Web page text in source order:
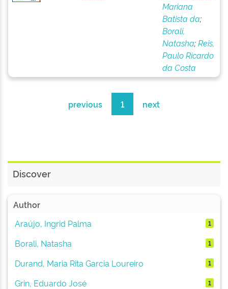
Mariana
Batista da;
Borali,
Natasha;Reis,
Paulo Ricardo
da Costa
previous 1 next
Discover
Author
Araújo, Ingrid Palma
1
Borali, Natasha 1
Durand, Maria Rita Garcia Loureiro 1
Grin, Eduardo José 1